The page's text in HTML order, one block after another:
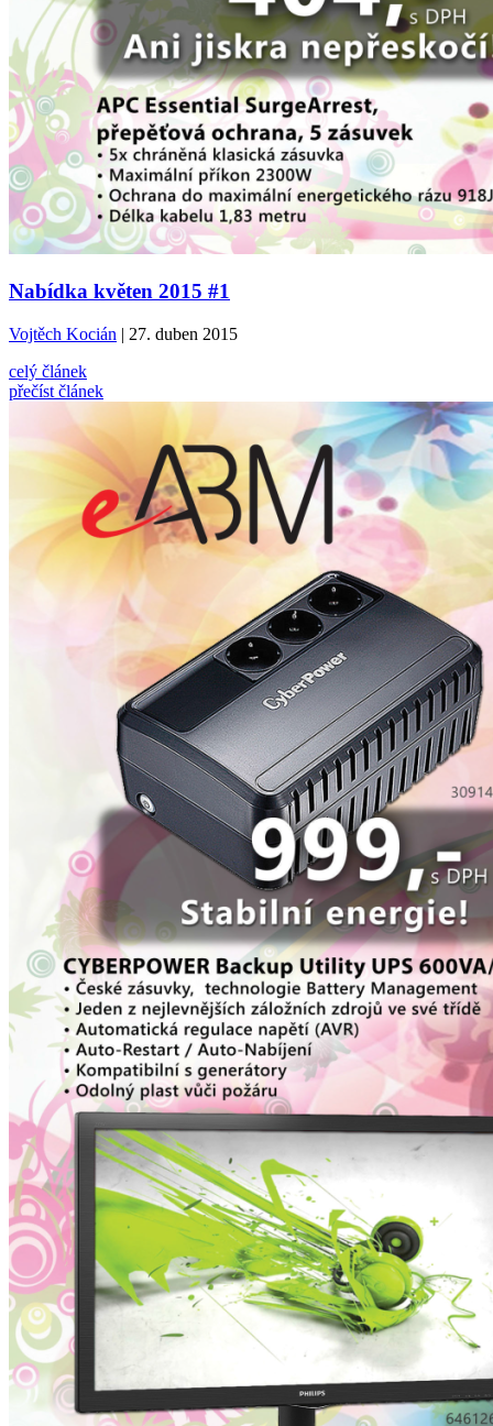
Nabídka květen 2015 #1
Vojtěch Kocián | 27. duben 2015
celý článek
přečíst článek